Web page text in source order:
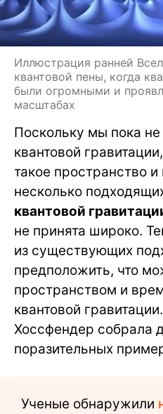
Иллюстрация ранней
квантовой пены, когда
были огромными и
масштабах
Поскольку мы пока
квантовой
такое пространство
несколько
квантовой
не принята широко.
из существующих
предположить, что
пространством и
квантовой
Хоссфендер собрала
поразительных
Ученые обнаружили